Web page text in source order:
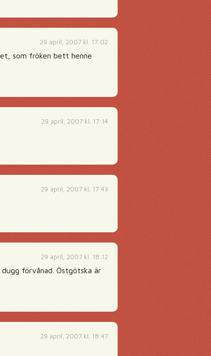
29 april, 2007 kl. 17:02
som fröken bett henne
29 april, 2007 kl. 17:14
29 april, 2007 kl. 17:43
29 april, 2007 kl. 18:12
förvånad. Östgötska är
29 april, 2007 kl. 18:47